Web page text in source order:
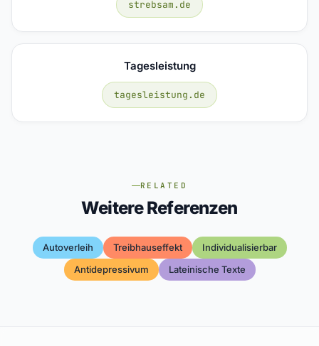
strebsam.de
Tagesleistung
tagesleistung.de
RELATED
Weitere Referenzen
Autoverleih Treibhauseffekt
Individualisierbar
Antidepressivum
Lateinische Texte